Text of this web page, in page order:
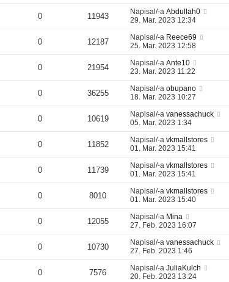
0 11943 Napisal/-a Abdullah0
29. Mar. 2023 12:34
0 12187 Napisal/-a Reece69
25. Mar. 2023 12:58
0 21954 Napisal/-a Ante10
23. Mar. 2023 11:22
0 36255 Napisal/-a obupano
18. Mar. 2023 10:27
0 10619 Napisal/-a vanessachuck
05. Mar. 2023 1:34
0 11852 Napisal/-a vkmallstores
01. Mar. 2023 15:41
0 11739 Napisal/-a vkmallstores
01. Mar. 2023 15:41
0 8010 Napisal/-a vkmallstores
01. Mar. 2023 15:40
0 12055 Napisal/-a Mina
27. Feb. 2023 16:07
0 10730 Napisal/-a vanessachuck
27. Feb. 2023 1:46
0 7576 Napisal/-a JuliaKulch
20. Feb. 2023 13:24